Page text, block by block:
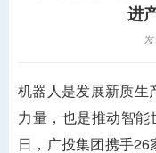
进
机器人是发展新质生
力量，也是推动智
日，广投集团携手26